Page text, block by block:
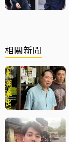
相關新聞